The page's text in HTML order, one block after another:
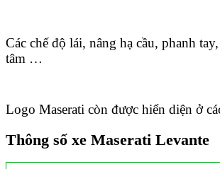
Các chế độ lái, nâng hạ cầu, phanh
tâm …
Logo Maserati còn được hiển diện ở
Thông số xe Maserati Levante